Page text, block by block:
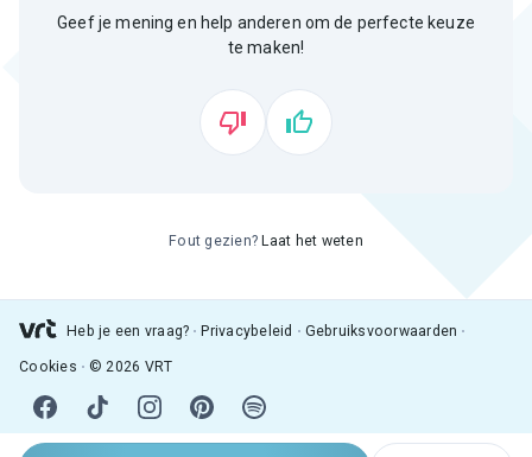
Geef je mening en help anderen om de perfecte keuze
te maken!
Fout gezien? Laat het weten
Heb je een vraag? Privacybeleid Gebruiksvoorwaarden
Cookies © 2026 VRT